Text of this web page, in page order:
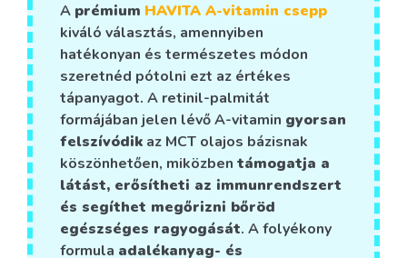
A prémium HAVITA A-vitamin csepp
kiváló választás, amennyiben
hatékonyan és természetes módon
szeretnéd pótolni ezt az értékes
tápanyagot. A retinil-palmitát
formájában jelen lévő A-vitamin gyorsan
felszívódik az MCT olajos bázisnak
köszönhetően, miközben támogatja a
látást, erősítheti az immunrendszert
és segíthet megőrizni bőröd
egészséges ragyogását. A folyékony
formula adalékanyag- és